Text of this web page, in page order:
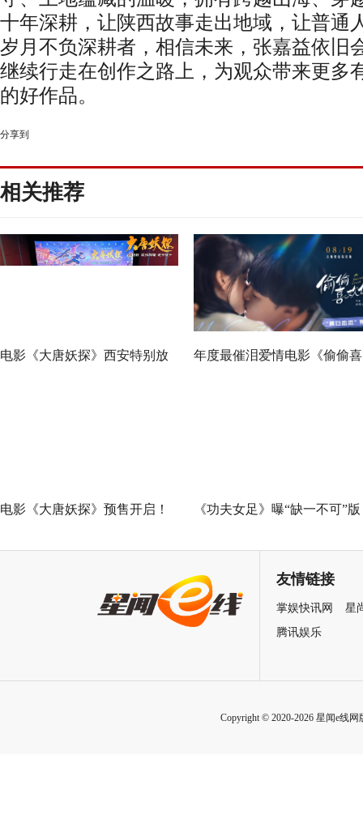
十年深耕，让陕西故事走出地域，让普通
岁月不负深耕者，相信未来，张嘉益依旧
继续行走在创作之路上，为观众带来更多
的好作品。
分享到
相关推荐
电影《大唐妖探》西安特别放 年度最催泪爱情电影《偷偷喜
电影《大唐妖探》预售开启！ 《功夫女足》曝“缺一不可”版
力量 友情链接
掌娱快讯网
星
腾讯娱乐
Copyright © 2020-2026 星闻e线